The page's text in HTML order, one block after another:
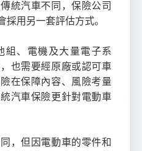
統汽車不同，保險公司
採用另一套評估方式。
組、電機及大量電子系
也需要經原廠或認可車
在保障內容、風險考量
汽車保險更針對電動車
，但因電動車的零件和